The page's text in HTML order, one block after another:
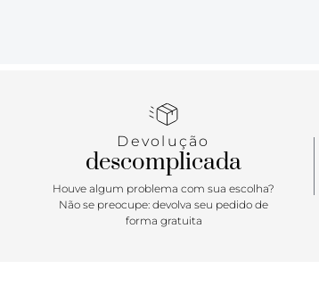
Devolução
descomplicada
Houve algum problema com sua escolha?
Não se preocupe: devolva seu pedido de
forma gratuita